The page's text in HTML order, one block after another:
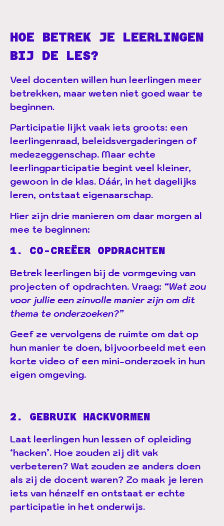
HOE BETREK JE LEERLINGEN
BIJ DE LES?
Veel docenten willen hun leerlingen meer
betrekken, maar weten niet goed waar te
beginnen.
Participatie lijkt vaak iets groots: een
leerlingenraad, beleidsvergaderingen of
medezeggenschap. Maar echte
leerlingparticipatie begint veel kleiner,
gewoon in de klas. Dáár, in het dagelijks
leren, ontstaat eigenaarschap.
Hier zijn drie manieren om daar morgen al
mee te beginnen:
1. CO-CREËER OPDRACHTEN
Betrek leerlingen bij de vormgeving van
projecten of opdrachten. Vraag: “Wat zou
voor jullie een zinvolle manier zijn om dit
thema te onderzoeken?”
Geef ze vervolgens de ruimte om dat op
hun manier te doen, bijvoorbeeld met een
korte video of een mini-onderzoek in hun
eigen omgeving.
2. GEBRUIK HACKVORMEN
Laat leerlingen hun lessen of opleiding
‘hacken’. Hoe zouden zij dit vak
verbeteren? Wat zouden ze anders doen
als zij de docent waren? Zo maak je leren
iets van hénzelf en ontstaat er echte
participatie in het onderwijs.